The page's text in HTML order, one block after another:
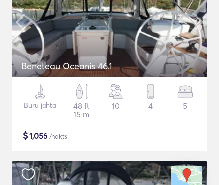
Beneteau Oceanis 46.1
Buru jahta
48 ft
15 m
10 4 5
$1,056 /nakts